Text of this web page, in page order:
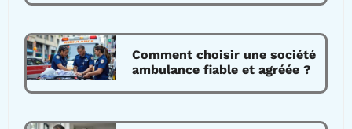
Comment choisir une société
ambulance fiable et agréée ?